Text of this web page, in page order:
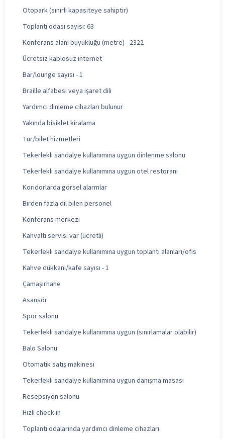
Otopark (sınırlı kapasiteye sahiptir)
Toplantı odası sayısı: 63
Konferans alanı büyüklüğü (metre) - 2322
Ücretsiz kablosuz internet
Bar/lounge sayısı - 1
Braille alfabesi veya işaret dili
Yardımcı dinleme cihazları bulunur
Yakında bisiklet kiralama
Tur/bilet hizmetleri
Tekerlekli sandalye kullanımına uygun dinlenme salonu
Tekerlekli sandalye kullanımına uygun otel restoranı
Koridorlarda görsel alarmlar
Birden fazla dil bilen personel
Konferans merkezi
Kahvaltı servisi var (ücretli)
Tekerlekli sandalye kullanımına uygun toplantı alanları/ofis
Kahve dükkanı/kafe sayısı - 1
Çamaşırhane
Asansör
Spor salonu
Tekerlekli sandalye kullanımına uygun (sınırlamalar olabilir)
Balo Salonu
Otomatik satış makinesi
Tekerlekli sandalye kullanımına uygun danışma masası
Resepsiyon salonu
Hızlı check-in
Toplantı odalarında yardımcı dinleme cihazları